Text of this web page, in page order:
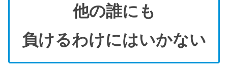
他の誰にも
負けるわけにはいかない